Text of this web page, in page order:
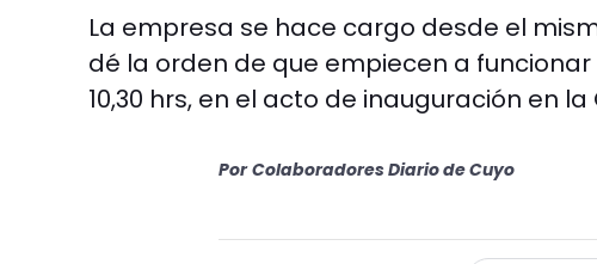
La empresa se hace cargo desde el
dé la orden de que empiecen a
10,30 hrs, en el acto de inauguración en
Por Colaboradores Diario de Cuyo